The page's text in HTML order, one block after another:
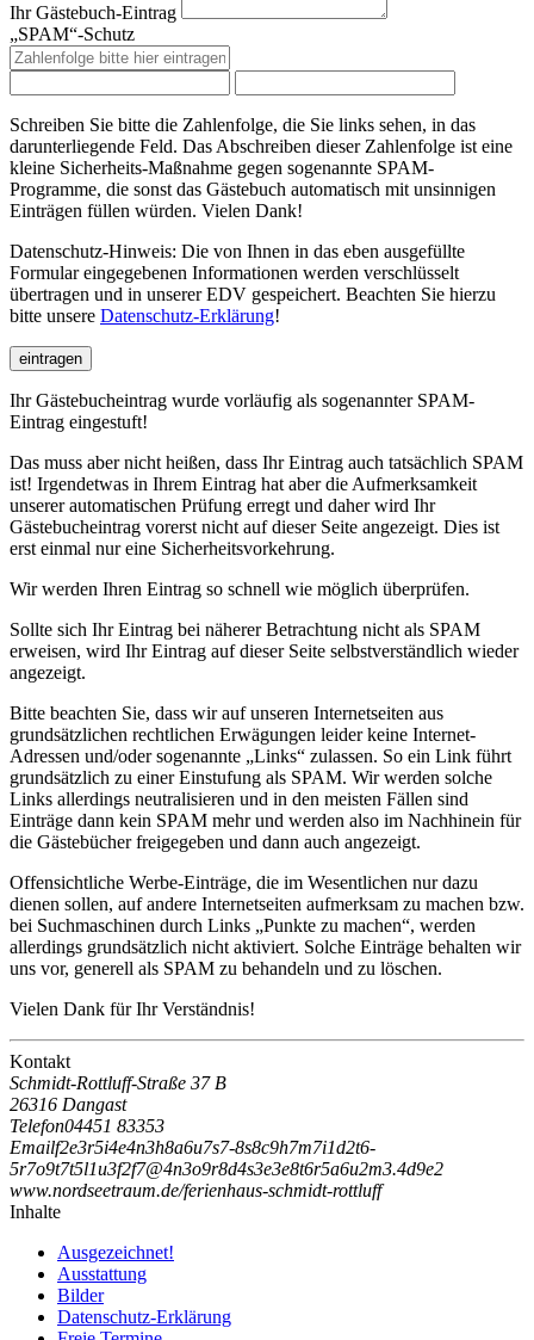
Ihr Gästebuch-Eintrag
„SPAM“-Schutz
Schreiben Sie bitte die Zahlenfolge, die Sie links sehen, in das
darunterliegende Feld. Das Abschreiben dieser Zahlenfolge ist eine
kleine Sicherheits-Maßnahme gegen sogenannte SPAM-
Programme, die sonst das Gästebuch automatisch mit unsinnigen
Einträgen füllen würden. Vielen Dank!
Datenschutz-Hinweis: Die von Ihnen in das eben ausgefüllte
Formular eingegebenen Informationen werden verschlüsselt
übertragen und in unserer EDV gespeichert. Beachten Sie hierzu
bitte unsere Datenschutz-Erklärung!
eintragen
Ihr Gästebucheintrag wurde vorläufig als sogenannter SPAM-
Eintrag eingestuft!
Das muss aber nicht heißen, dass Ihr Eintrag auch tatsächlich SPAM
ist! Irgendetwas in Ihrem Eintrag hat aber die Aufmerksamkeit
unserer automatischen Prüfung erregt und daher wird Ihr
Gästebucheintrag vorerst nicht auf dieser Seite angezeigt. Dies ist
erst einmal nur eine Sicherheitsvorkehrung.
Wir werden Ihren Eintrag so schnell wie möglich überprüfen.
Sollte sich Ihr Eintrag bei näherer Betrachtung nicht als SPAM
erweisen, wird Ihr Eintrag auf dieser Seite selbstverständlich wieder
angezeigt.
Bitte beachten Sie, dass wir auf unseren Internetseiten aus
grundsätzlichen rechtlichen Erwägungen leider keine Internet-
Adressen und/oder sogenannte „Links“ zulassen. So ein Link führt
grundsätzlich zu einer Einstufung als SPAM. Wir werden solche
Links allerdings neutralisieren und in den meisten Fällen sind
Einträge dann kein SPAM mehr und werden also im Nachhinein für
die Gästebücher freigegeben und dann auch angezeigt.
Offensichtliche Werbe-Einträge, die im Wesentlichen nur dazu
dienen sollen, auf andere Internetseiten aufmerksam zu machen bzw.
bei Suchmaschinen durch Links „Punkte zu machen“, werden
allerdings grundsätzlich nicht aktiviert. Solche Einträge behalten wir
uns vor, generell als SPAM zu behandeln und zu löschen.
Vielen Dank für Ihr Verständnis!
Kontakt
Schmidt-Rottluff-Straße 37 B
26316 Dangast
Telefon04451 83353
Emailf2e3r5i4e4n3h8a6u7s7-8s8c9h7m7i1d2t6-
5r7o9t7t5l1u3f2f7@4n3o9r8d4s3e3e8t6r5a6u2m3.4d9e2
www.nordseetraum.de/ferienhaus-schmidt-rottluff
Inhalte
Ausgezeichnet!
Ausstattung
Bilder
Datenschutz-Erklärung